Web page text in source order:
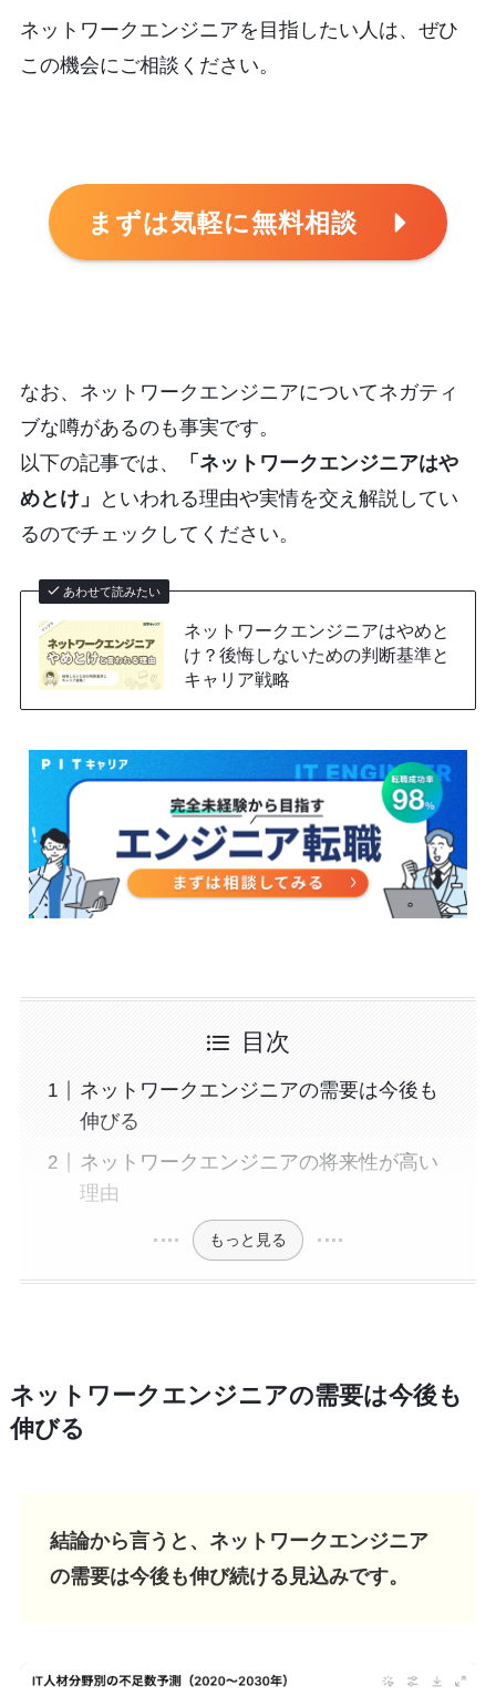
ネットワークエンジニアを目指したい人は、ぜひ
この機会にご相談ください。
まずは気軽に無料相談
なお、ネットワークエンジニアについてネガティ
ブな噂があるのも事実です。
以下の記事では、
「ネットワークエンジニアはや
めとけ」
といわれる理由や実情を交え解説してい
るのでチェックしてください。
あわせて読みたい
ネットワークエンジニアはやめと
け？後悔しないための判断基準と
キャリア戦略
目次
ネットワークエンジニアの需要は今後も
伸びる
ネットワークエンジニアの将来性が高い
理由
もっと見る
ネットワークエンジニアの需要は今後も
伸びる
結論から言うと、ネットワークエンジニア
の需要は今後も伸び続ける見込みです。